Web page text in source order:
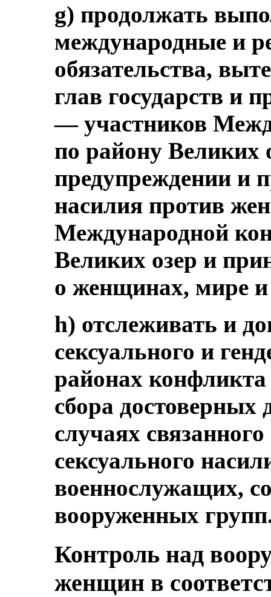
g) продолжать
международные и
обязательства,
глав государств и
— участников
по району Великих
предупреждении и
насилия против
Международной
Великих озер и
о женщинах, мире и
h) отслеживать и
сексуального и
районах
сбора достоверных
случаях
сексуального
военнослужащих,
вооруженных
Контроль над
женщин в